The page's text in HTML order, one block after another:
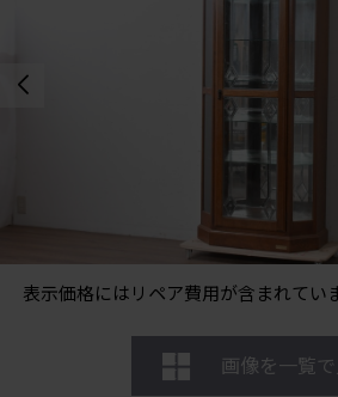
表示価格にはリペア費用が含まれてい
画像を一覧